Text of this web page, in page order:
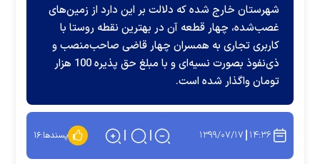
شهرستان خارج شده که دلالت بر این دارد از زمین‌های
غصب‌شده، چهار قطعه آن در بهترین نقطه روستا با
کاربری تجاری به همسران چهار قاضی صاحب‌منصب و
ذی‌نفوذ بصورت نسیه‌ای و با مبلغ حق پذیره 100 هزار
تومان واگذار شده است.
۱۴:۳۶ ۱۳۹۹/۰۷/۱۷ پسندها:۱۶